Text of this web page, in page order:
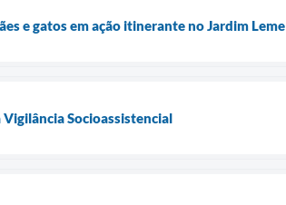
e gatos em ação itinerante no Jardim Leme
Socioassistencial